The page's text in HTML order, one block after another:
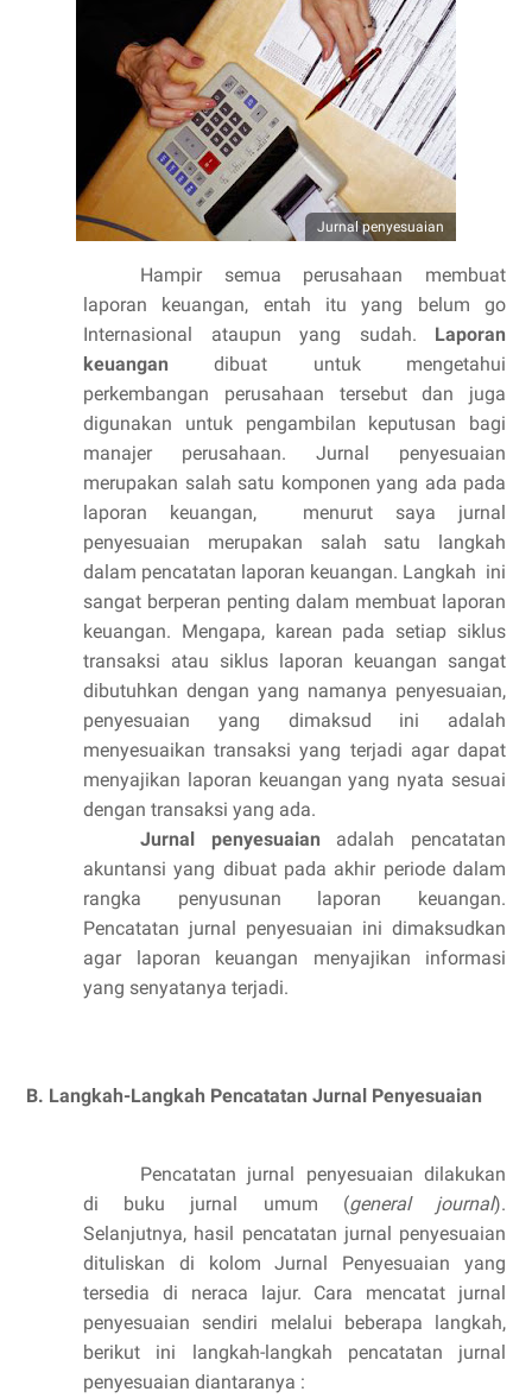
Jurnal penyesuaian
Hampir semua perusahaan membuat
laporan keuangan, entah itu yang belum go
Internasional ataupun yang sudah. Laporan
keuangan dibuat untuk mengetahui
perkembangan perusahaan tersebut dan juga
digunakan untuk pengambilan keputusan bagi
manajer perusahaan. Jurnal penyesuaian
merupakan salah satu komponen yang ada pada
laporan keuangan, menurut saya jurnal
penyesuaian merupakan salah satu langkah
dalam pencatatan laporan keuangan. Langkah ini
sangat berperan penting dalam membuat laporan
keuangan. Mengapa, karean pada setiap siklus
transaksi atau siklus laporan keuangan sangat
dibutuhkan dengan yang namanya penyesuaian,
penyesuaian yang dimaksud ini adalah
menyesuaikan transaksi yang terjadi agar dapat
menyajikan laporan keuangan yang nyata sesuai
dengan transaksi yang ada.
Jurnal penyesuaian adalah pencatatan
akuntansi yang dibuat pada akhir periode dalam
rangka penyusunan laporan keuangan.
Pencatatan jurnal penyesuaian ini dimaksudkan
agar laporan keuangan menyajikan informasi
yang senyatanya terjadi.
B. Langkah-Langkah Pencatatan Jurnal Penyesuaian
Pencatatan jurnal penyesuaian dilakukan
di buku jurnal umum (general journal).
Selanjutnya, hasil pencatatan jurnal penyesuaian
dituliskan di kolom Jurnal Penyesuaian yang
tersedia di neraca lajur. Cara mencatat jurnal
penyesuaian sendiri melalui beberapa langkah,
berikut ini langkah-langkah pencatatan jurnal
penyesuaian diantaranya :